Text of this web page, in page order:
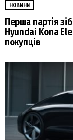
НОВИНИ
Перша партія
Hyundai Kona
покупців